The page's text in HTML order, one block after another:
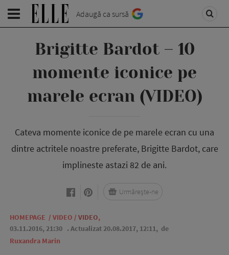
Adaugă ca sursă
Brigitte Bardot – 10
momente iconice pe
marele ecran (VIDEO)
Cateva momente iconice de pe marele ecran cu una
dintre actritele noastre preferate, Brigitte Bardot, care
implineste astazi 82 de ani.
HOMEPAGE / VIDEO / VIDEO,
03.11.2016, 21:30 . Actualizat 20.08.2017, 12:11, de
Ruxandra Marin
Urmărește-ne